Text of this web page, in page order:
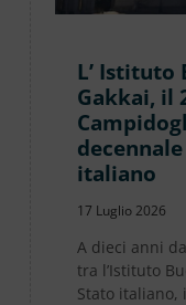
L’ Istituto
Gakkai, il
italiano
17 Luglio 2026
A dieci anni
tra l’Istituto
Stato italiano,